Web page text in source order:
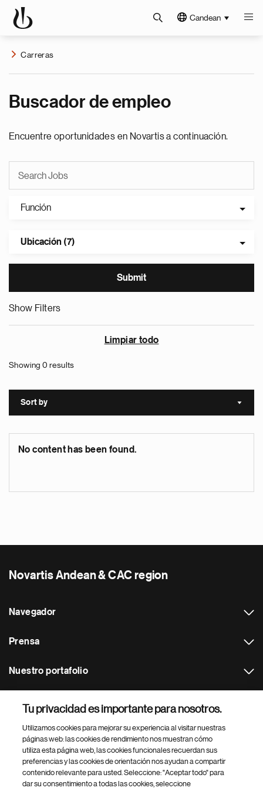
Candean
Carreras
Buscador de empleo
Encuentre oportunidades en Novartis a continuación.
Función
Ubicación (7)
Show Filters
Limpiar todo
Showing 0 results
Sort by Sort
No content has been found.
Novartis Andean & CAC region
Navegador
Prensa
Nuestro portafolio
Footer Site Search
Tu privacidad es importante para nosotros.
Utilizamos cookies para mejorar su experiencia al visitar nuestras
páginas web: las cookies de rendimiento nos muestran cómo
utiliza esta página web, las cookies funcionales recuerdan sus
preferencias y las cookies de orientación nos ayudan a compartir
contenido relevante para usted. Seleccione: "Aceptar todo" para
dar su consentimiento a todas las cookies, seleccione